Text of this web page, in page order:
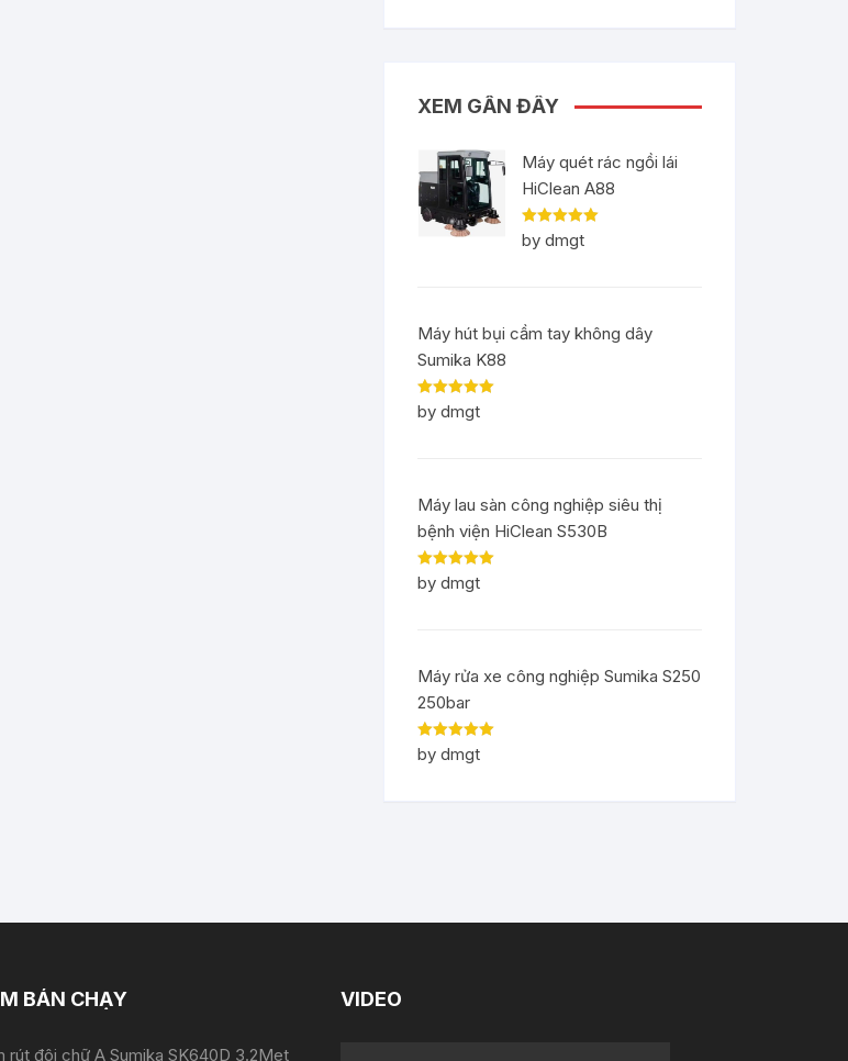
XEM GẦN ĐÂY
Máy quét rác ngồi lái
HiClean A88
Rated5out
of 5
by dmgt
Máy hút bụi cầm tay không dây
Sumika K88
Rated5out
of 5
by dmgt
Máy lau sàn công nghiệp siêu thị
bệnh viện HiClean S530B
Rated5out
of 5
by dmgt
Máy rửa xe công nghiệp Sumika S250
250bar
Rated5out
of 5
by dmgt
BÁN CHẠY
rút đôi chữ A Sumika SK640D 3.2Met
VIDEO